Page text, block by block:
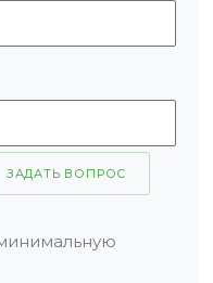
ЗАДАТЬ ВОПРОС